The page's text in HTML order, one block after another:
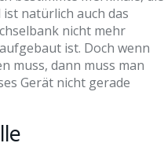
natürlich auch das
nicht mehr
ist. Doch wenn
muss, dann muss man
Gerät nicht gerade